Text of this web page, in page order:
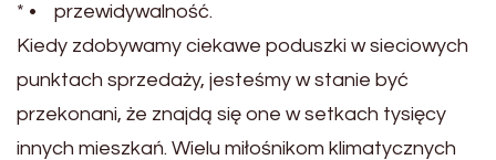
* • przewidywalność.
Kiedy zdobywamy ciekawe poduszki w sieciowych
punktach sprzedaży, jesteśmy w stanie być
przekonani, że znajdą się one w setkach tysięcy
innych mieszkań. Wielu miłośnikom klimatycznych